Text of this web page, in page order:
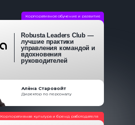
Корпоративная культура и бренд работодателя
Алёна Старовойт
Robusta Leaders Club —
лучшие практики
управления командой и
вдохновения
руководителей
Директор по персоналу
Корпоративное обучение и развитие